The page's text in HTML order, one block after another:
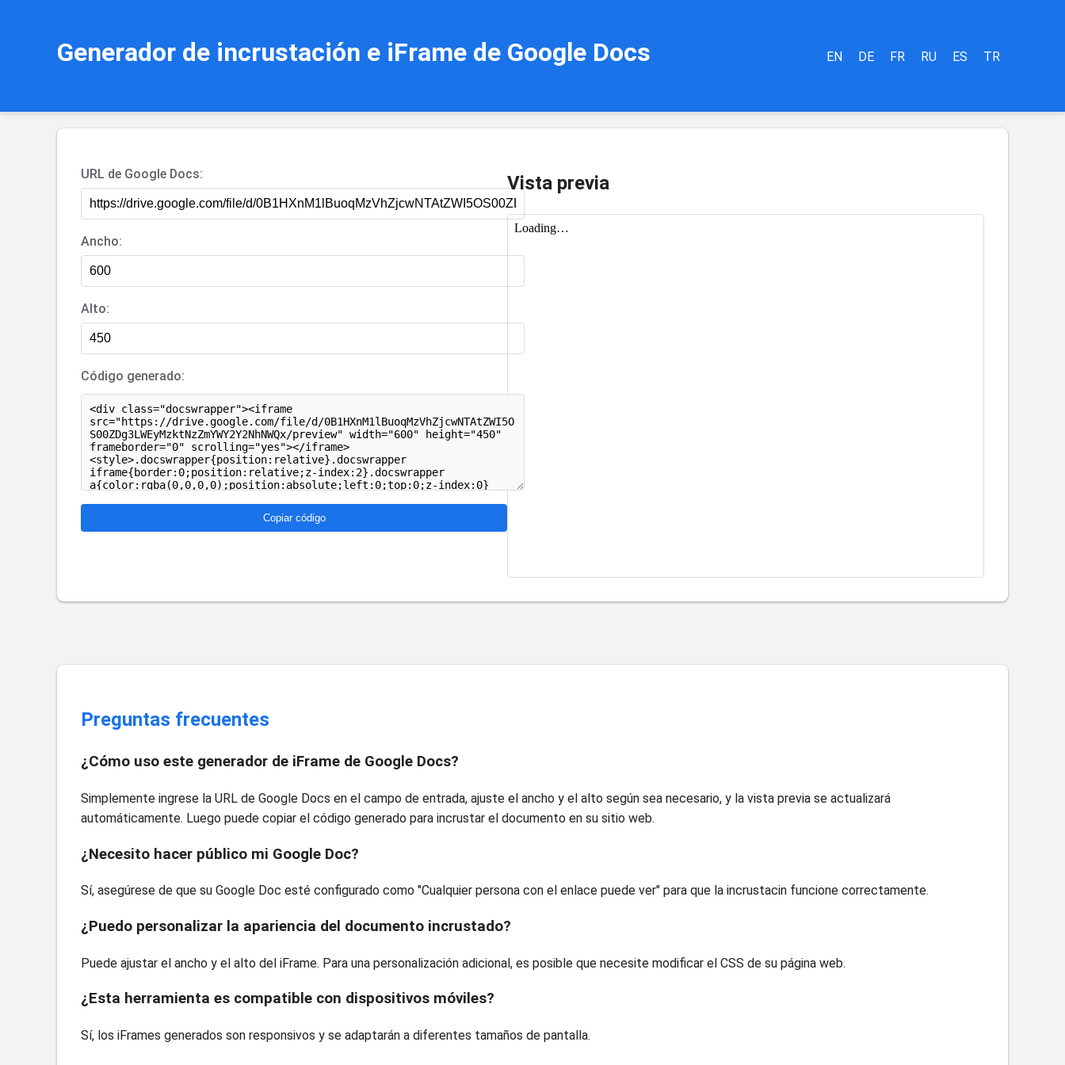
Generador de incrustación e iFrame de Google Docs EN DE FR RU ES TR
URL de Google Docs:
Ancho:
Alto:
Código generado:
Copiar código
Vista previa
Preguntas frecuentes
¿Cómo uso este generador de iFrame de Google Docs?
Simplemente ingrese la URL de Google Docs en el campo de entrada, ajuste el ancho y el alto según sea necesario, y la vista previa se actualizará
automáticamente. Luego puede copiar el código generado para incrustar el documento en su sitio web.
¿Necesito hacer público mi Google Doc?
Sí, asegúrese de que su Google Doc esté configurado como "Cualquier persona con el enlace puede ver" para que la incrustacin funcione correctamente.
¿Puedo personalizar la apariencia del documento incrustado?
Puede ajustar el ancho y el alto del iFrame. Para una personalización adicional, es posible que necesite modificar el CSS de su página web.
¿Esta herramienta es compatible con dispositivos móviles?
Sí, los iFrames generados son responsivos y se adaptarán a diferentes tamaños de pantalla.